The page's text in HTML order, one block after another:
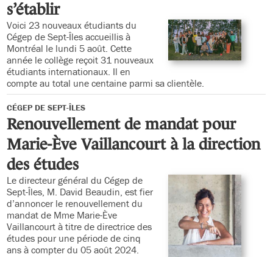
s’établir
Voici 23 nouveaux étudiants du
Cégep de Sept-Îles accueillis à
Montréal le lundi 5 août. Cette
année le collège reçoit 31 nouveaux
étudiants internationaux. Il en
compte au total une centaine parmi sa clientèle.
CÉGEP DE SEPT-ÎLES
Renouvellement de mandat pour
Marie-Ève Vaillancourt à la direction
des études
Le directeur général du Cégep de
Sept-Îles, M. David Beaudin, est fier
d’annoncer le renouvellement du
mandat de Mme Marie-Ève
Vaillancourt à titre de directrice des
études pour une période de cinq
ans à compter du 05 août 2024.